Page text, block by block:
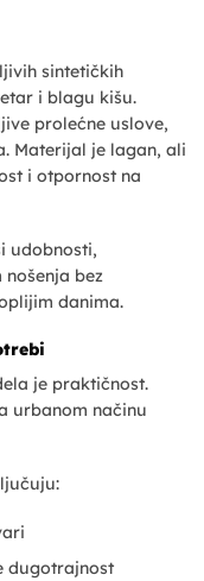
sintetičkih
i blagu kišu.
prolećne uslove,
Materijal je lagan, ali
i otpornost na
udobnosti,
bez
danima.
je praktičnost.
urbanom načinu
dugotrajnost